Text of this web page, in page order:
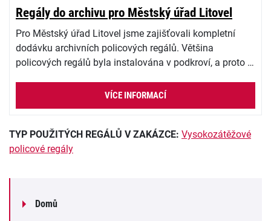
Domů
Regály do archivu pro Městský úřad Litovel
Pro Městský úřad Litovel jsme zajišťovali kompletní
dodávku archivních policových regálů. Většina
policových regálů byla instalována v podkroví, a proto …
VÍCE INFORMACÍ
TYP POUŽITÝCH REGÁLŮ V ZAKÁZCE: Vysokozátěžové
policové regály